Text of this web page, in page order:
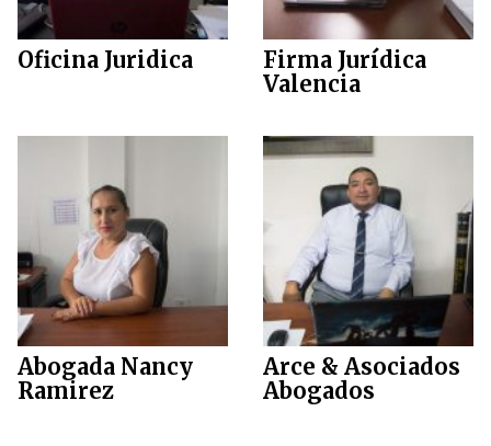
Oficina Juridica
Firma Jurídica
Valencia
Abogada Nancy
Ramirez
Arce & Asociados
Abogados